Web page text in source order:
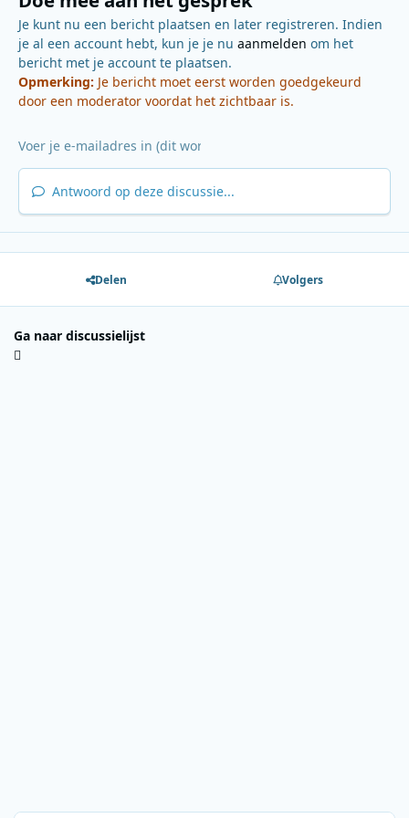
Je kunt nu een bericht plaatsen en later registreren. Indien
je al een account hebt, kun je je nu aanmelden om het
bericht met je account te plaatsen.
Opmerking: Je bericht moet eerst worden goedgekeurd
door een moderator voordat het zichtbaar is.
Antwoord op deze discussie...
Delen Volgers
Ga naar discussielijst